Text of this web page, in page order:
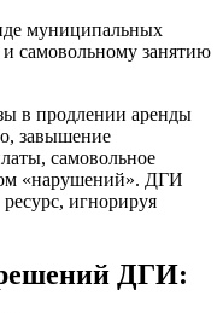
муниципальных
самовольному занятию
в продлении аренды
завышение
самовольное
«нарушений». ДГИ
игнорируя
ДГИ: